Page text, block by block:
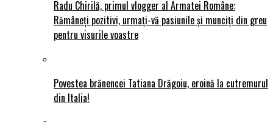
Radu Chirilă, primul vlogger al Armatei Române:
Rămâneți pozitivi, urmați-vă pasiunile și munciți din greu
pentru visurile voastre
Povestea brănencei Tatiana Drăgoiu, eroină la cutremurul
din Italia!